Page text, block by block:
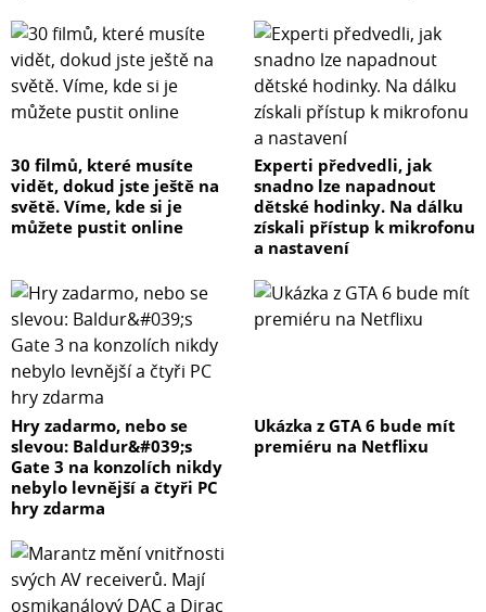
30 filmů, které musíte
vidět, dokud jste ještě na
světě. Víme, kde si je
můžete pustit online
Experti předvedli, jak
snadno lze napadnout
dětské hodinky. Na dálku
získali přístup k mikrofonu
a nastavení
Hry zadarmo, nebo se
slevou: Baldur&#039;s
Gate 3 na konzolích nikdy
nebylo levnější a čtyři PC
hry zdarma
Ukázka z GTA 6 bude mít
premiéru na Netflixu